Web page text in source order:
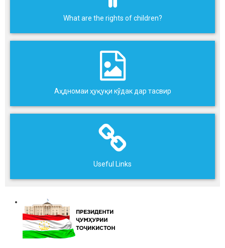
What are the rights of children?
Аҳдномаи ҳуқуқи кўдак дар тасвир
Useful Links